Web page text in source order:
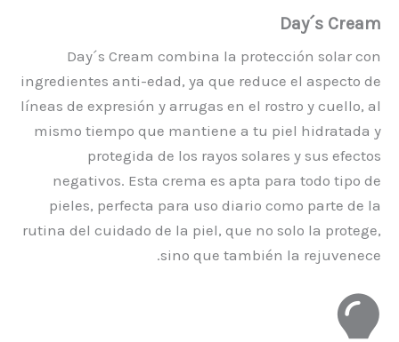
Day´s Cream
Day´s Cream combina la protección solar con
ingredientes anti-edad, ya que reduce el aspecto de
líneas de expresión y arrugas en el rostro y cuello, al
mismo tiempo que mantiene a tu piel hidratada y
protegida de los rayos solares y sus efectos
negativos. Esta crema es apta para todo tipo de
pieles, perfecta para uso diario como parte de la
rutina del cuidado de la piel, que no solo la protege,
sino que también la rejuvenece.